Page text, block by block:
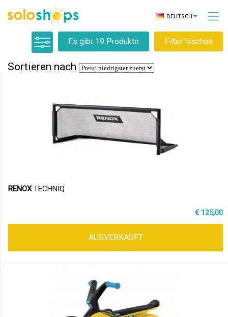
DEUTSCH
Filter löschen
Es gibt 19 Produkte
Sortieren nach
RENOXTECHNIQ
€ 125,00
AUSVERKAUFT